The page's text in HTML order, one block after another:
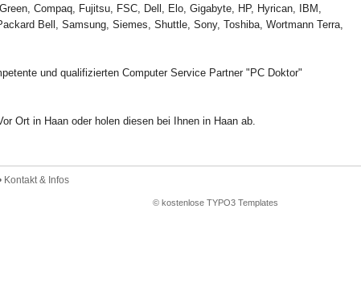
Compaq, Fujitsu, FSC, Dell, Elo, Gigabyte, HP, Hyrican, IBM,
Bell, Samsung, Siemes, Shuttle, Sony, Toshiba, Wortmann Terra,
und qualifizierten Computer Service Partner "PC Doktor"
Ort in Haan oder holen diesen bei Ihnen in Haan ab.
Kontakt & Infos
© kostenlose TYPO3 Templates